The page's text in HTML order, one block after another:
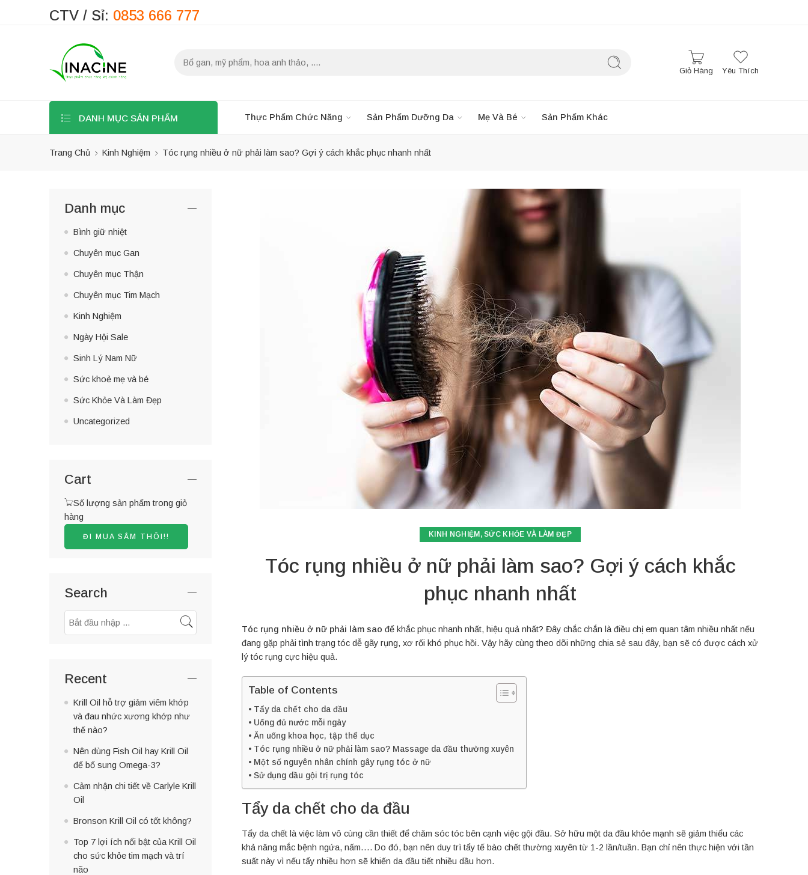
CTV / Sỉ: 0853 666 777
Giỏ Hàng Yêu Thích
DANH MỤC SẢN PHẨM Thực Phẩm Chức Năng Sản Phẩm Dưỡng Da Mẹ Và Bé Sản Phẩm Khác
Trang Chủ Kinh Nghiệm Tóc rụng nhiều ở nữ phải làm sao? Gợi ý cách khắc phục nhanh nhất
KINH NGHIỆM , SỨC KHỎE VÀ LÀM ĐẸP
Tóc rụng nhiều ở nữ phải làm sao? Gợi ý cách khắc
phục nhanh nhất
Tóc rụng nhiều ở nữ phải làm sao để khắc phục nhanh nhất, hiệu quả nhất? Đây chắc chắn là điều chị em quan tâm nhiều nhất nếu
đang gặp phải tình trạng tóc dễ gãy rụng, xơ rối khó phục hồi. Vậy hãy cùng theo dõi những chia sẻ sau đây, bạn sẽ có được cách xử
lý tóc rụng cực hiệu quả.
Table of Contents
Tẩy da chết cho da đầu
Uống đủ nước mỗi ngày
Ăn uống khoa học, tập thể dục
Tóc rụng nhiều ở nữ phải làm sao? Massage da đầu thường xuyên
Một số nguyên nhân chính gây rụng tóc ở nữ
Sử dụng dầu gội trị rụng tóc
Tẩy da chết cho da đầu
Tẩy da chết là việc làm vô cùng cần thiết để chăm sóc tóc bên cạnh việc gội đầu. Sở hữu một da đầu khỏe mạnh sẽ giảm thiểu các
khả năng mắc bệnh ngứa, nấm…. Do đó, bạn nên duy trì tẩy tế bào chết thường xuyên từ 1-2 lần/tuần. Bạn chỉ nên thực hiện với tần
suất này vì nếu tẩy nhiều hơn sẽ khiến da đầu tiết nhiều dầu hơn.
Danh mục
Bình giữ nhiệt
Chuyên mục Gan
Chuyên mục Thận
Chuyên mục Tim Mạch
Kinh Nghiệm
Ngày Hội Sale
Sinh Lý Nam Nữ
Sức khoẻ mẹ và bé
Sức Khỏe Và Làm Đẹp
Uncategorized
Cart
Số lượng sản phẩm trong giỏ
hàng
ĐI MUA SẮM THÔI!!
Search
Recent
Krill Oil hỗ trợ giảm viêm khớp
và đau nhức xương khớp như
thế nào?
Nên dùng Fish Oil hay Krill Oil
để bổ sung Omega-3?
Cảm nhận chi tiết về Carlyle Krill
Oil
Bronson Krill Oil có tốt không?
Top 7 lợi ích nổi bật của Krill Oil
cho sức khỏe tim mạch và trí
não